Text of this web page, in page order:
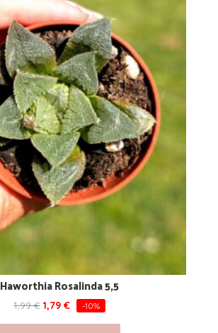
Haworthia Rosalinda 5,5
1,99€ 1,79 € -10%